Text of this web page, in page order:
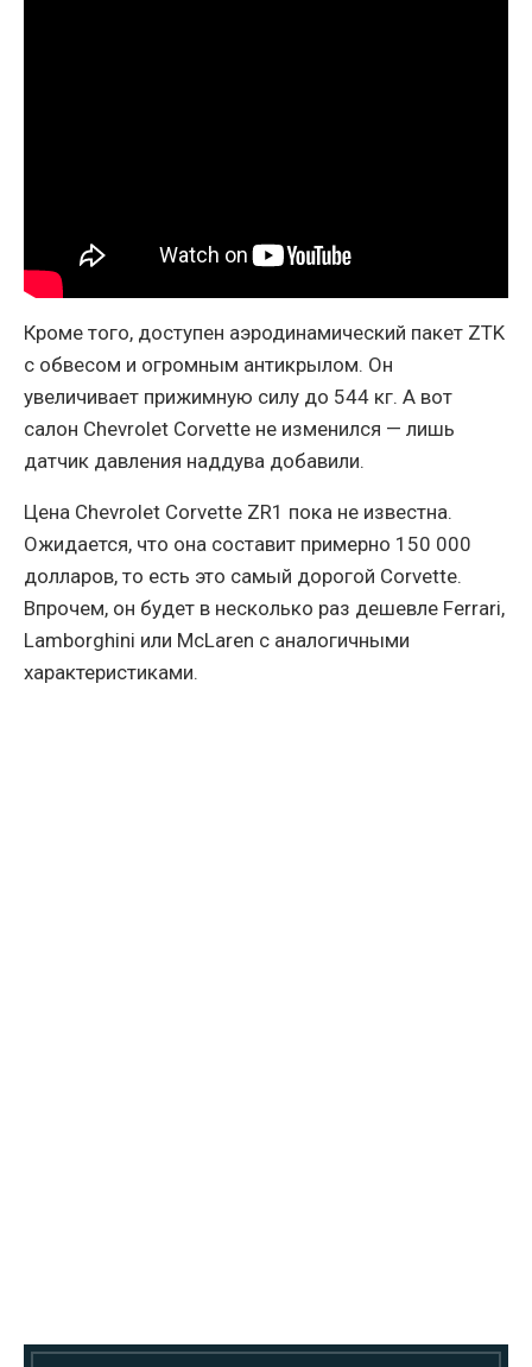
Кроме того, доступен аэродинамический пакет ZTK
с обвесом и огромным антикрылом. Он
увеличивает прижимную силу до 544 кг. А вот
салон Chevrolet Corvette не изменился — лишь
датчик давления наддува добавили.
Цена Chevrolet Corvette ZR1 пока не известна.
Ожидается, что она составит примерно 150 000
долларов, то есть это самый дорогой Corvette.
Впрочем, он будет в несколько раз дешевле Ferrari,
Lamborghini или McLaren с аналогичными
характеристиками.